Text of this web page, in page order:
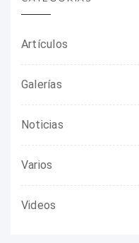
Artículos
Galerías
Noticias
Varios
Videos